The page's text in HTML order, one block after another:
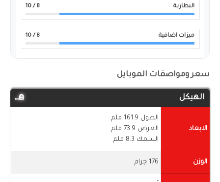
البطارية 8
/ 10
ميزات اضافية 8
/ 10
سعر ومواصفات الموبايل
الهيكل
الابعاد
الطول 161.9 ملم
العرض 73.9 ملم
السمك 8.3 ملم
الوزن 176 جرام